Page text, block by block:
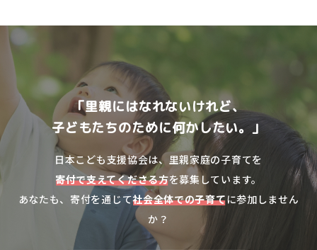
「里親にはなれないけれど、
子どもたちのために何かしたい。」
日本こども支援協会は、里親家庭の子育てを
寄付で支えてくださる方を募集しています。
あなたも、寄付を通じて社会全体での子育てに参加しません
か？